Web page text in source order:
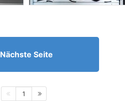
Nächste Seite
1